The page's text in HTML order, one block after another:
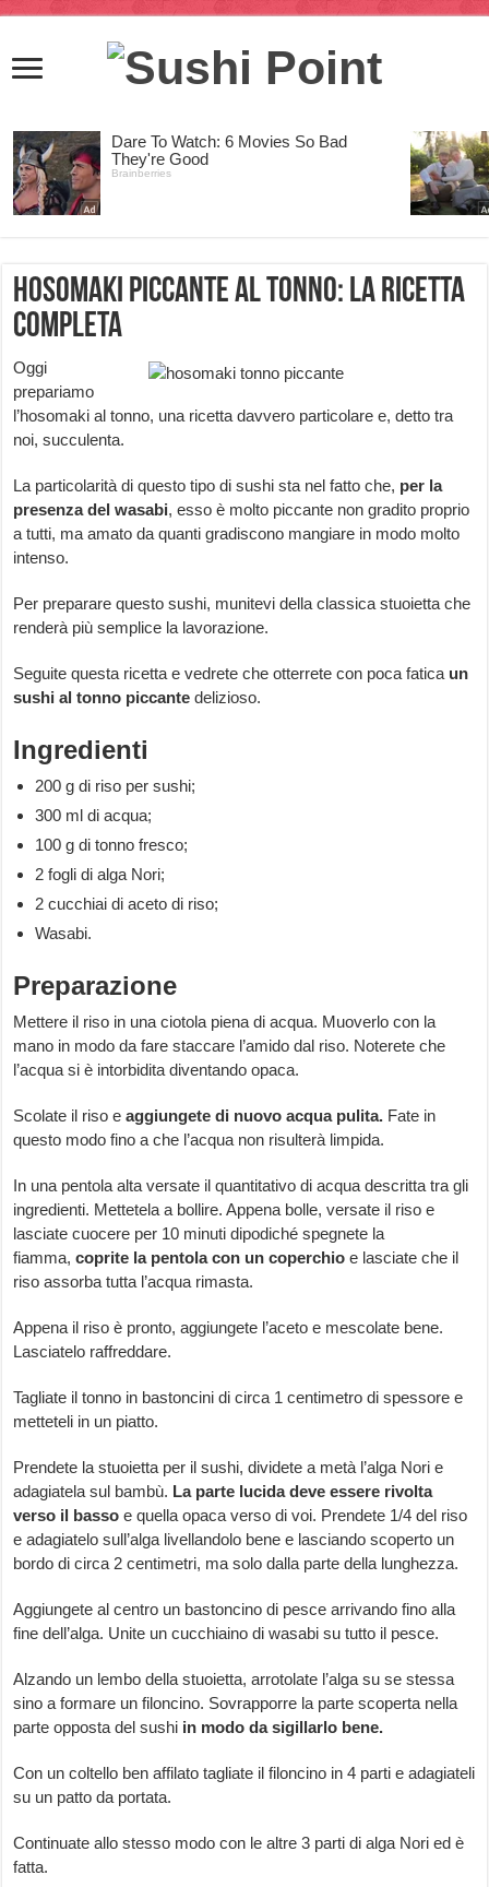
Hosomaki piccante al tonno: la ricetta
completa
Oggi
prepariamo
l’hosomaki al tonno, una ricetta davvero particolare e, detto tra
noi, succulenta.
La particolarità di questo tipo di sushi sta nel fatto che, per la
presenza del wasabi, esso è molto piccante non gradito proprio
a tutti, ma amato da quanti gradiscono mangiare in modo molto
intenso.
Per preparare questo sushi, munitevi della classica stuoietta che
renderà più semplice la lavorazione.
Seguite questa ricetta e vedrete che otterrete con poca fatica un
sushi al tonno piccante delizioso.
Ingredienti
200 g di riso per sushi;
300 ml di acqua;
100 g di tonno fresco;
2 fogli di alga Nori;
2 cucchiai di aceto di riso;
Wasabi.
Preparazione
Mettere il riso in una ciotola piena di acqua. Muoverlo con la
mano in modo da fare staccare l’amido dal riso. Noterete che
l’acqua si è intorbidita diventando opaca.
Scolate il riso eaggiungete di nuovo acqua pulita. Fate in
questo modo fino a che l’acqua non risulterà limpida.
In una pentola alta versate il quantitativo di acqua descritta tra gli
ingredienti. Mettetela a bollire. Appena bolle, versate il riso e
lasciate cuocere per 10 minuti dipodiché spegnete la
fiamma, coprite la pentola con un coperchio e lasciate che il
riso assorba tutta l’acqua rimasta.
Appena il riso è pronto, aggiungete l’aceto e mescolate bene.
Lasciatelo raffreddare.
Tagliate il tonno in bastoncini di circa 1 centimetro di spessore e
metteteli in un piatto.
Prendete la stuoietta per il sushi, dividete a metà l’alga Nori e
adagiatela sul bambù. La parte lucida deve essere rivolta
verso il basso e quella opaca verso di voi. Prendete 1/4 del riso
e adagiatelo sull’alga livellandolo bene e lasciando scoperto un
bordo di circa 2 centimetri, ma solo dalla parte della lunghezza.
Aggiungete al centro un bastoncino di pesce arrivando fino alla
fine dell’alga. Unite un cucchiaino di wasabi su tutto il pesce.
Alzando un lembo della stuoietta, arrotolate l’alga su se stessa
sino a formare un filoncino. Sovrapporre la parte scoperta nella
parte opposta del sushi in modo da sigillarlo bene.
Con un coltello ben affilato tagliate il filoncino in 4 parti e adagiateli
su un patto da portata.
Continuate allo stesso modo con le altre 3 parti di alga Nori ed è
fatta.